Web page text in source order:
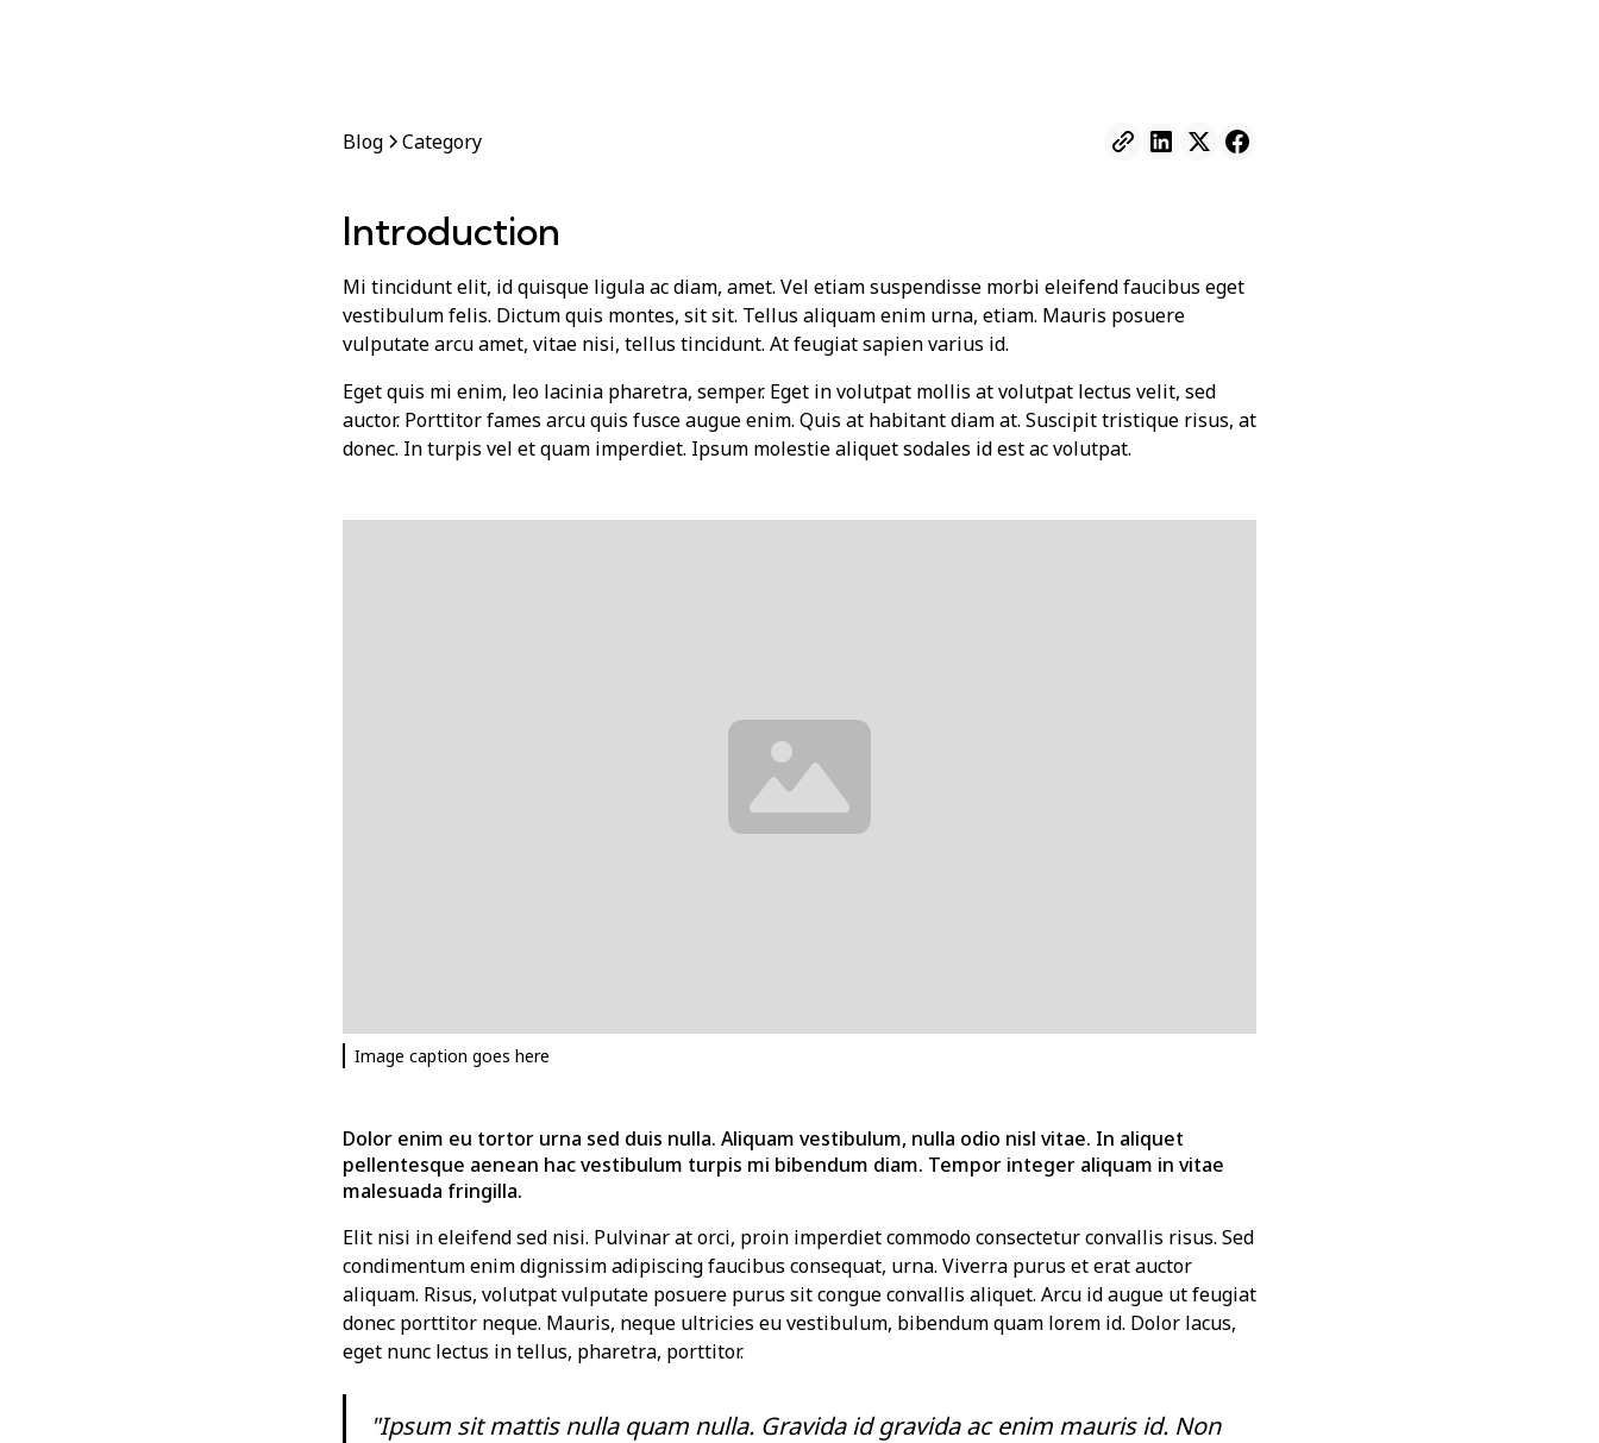
Blog Category
Introduction
Mi tincidunt elit, id quisque ligula ac diam, amet. Vel etiam suspendisse morbi eleifend faucibus eget
vestibulum felis. Dictum quis montes, sit sit. Tellus aliquam enim urna, etiam. Mauris posuere
vulputate arcu amet, vitae nisi, tellus tincidunt. At feugiat sapien varius id.
Eget quis mi enim, leo lacinia pharetra, semper. Eget in volutpat mollis at volutpat lectus velit, sed
auctor. Porttitor fames arcu quis fusce augue enim. Quis at habitant diam at. Suscipit tristique risus, at
donec. In turpis vel et quam imperdiet. Ipsum molestie aliquet sodales id est ac volutpat.
Image caption goes here
Dolor enim eu tortor urna sed duis nulla. Aliquam vestibulum, nulla odio nisl vitae. In aliquet
pellentesque aenean hac vestibulum turpis mi bibendum diam. Tempor integer aliquam in vitae
malesuada fringilla.
Elit nisi in eleifend sed nisi. Pulvinar at orci, proin imperdiet commodo consectetur convallis risus. Sed
condimentum enim dignissim adipiscing faucibus consequat, urna. Viverra purus et erat auctor
aliquam. Risus, volutpat vulputate posuere purus sit congue convallis aliquet. Arcu id augue ut feugiat
donec porttitor neque. Mauris, neque ultricies eu vestibulum, bibendum quam lorem id. Dolor lacus,
eget nunc lectus in tellus, pharetra, porttitor.
"Ipsum sit mattis nulla quam nulla. Gravida id gravida ac enim mauris id. Non